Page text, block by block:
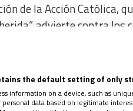
de la Acción Católica,
advierte contra los
escuchamos que
Escuchamos menos que
inestabilidad,
the default setting of only
information on a device, such as
data based on legitimate